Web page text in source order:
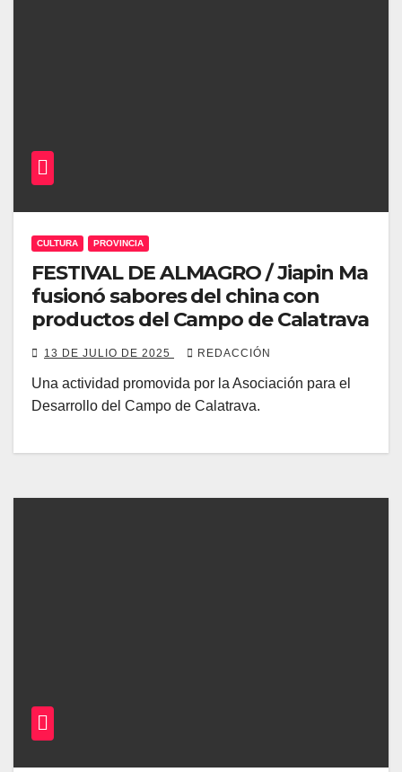
CULTURA PROVINCIA
FESTIVAL DE ALMAGRO / Jiapin Ma
fusionó sabores del china con
productos del Campo de Calatrava
13 DE JULIO DE 2025 REDACCIÓN
Una actividad promovida por la Asociación para el
Desarrollo del Campo de Calatrava.